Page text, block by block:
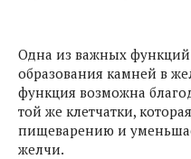
Одна из важных функций
образования камней в
функция возможна
той же клетчатки,
пищеварению и
желчи.